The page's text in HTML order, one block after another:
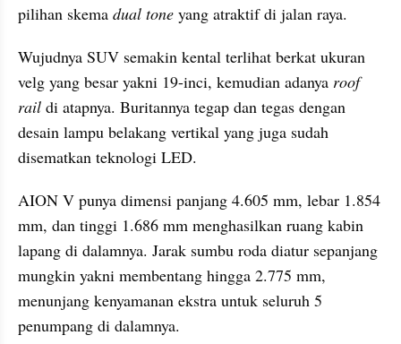
pilihan skema dual tone yang atraktif di jalan raya.
Wujudnya SUV semakin kental terlihat berkat ukuran
velg yang besar yakni 19-inci, kemudian adanya roof
rail di atapnya. Buritannya tegap dan tegas dengan
desain lampu belakang vertikal yang juga sudah
disematkan teknologi LED.
AION V punya dimensi panjang 4.605 mm, lebar 1.854
mm, dan tinggi 1.686 mm menghasilkan ruang kabin
lapang di dalamnya. Jarak sumbu roda diatur sepanjang
mungkin yakni membentang hingga 2.775 mm,
menunjang kenyamanan ekstra untuk seluruh 5
penumpang di dalamnya.